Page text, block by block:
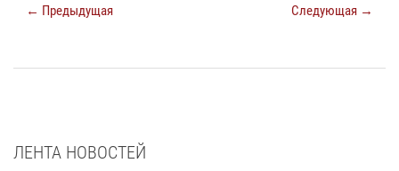
← Предыдущая Следующая →
ЛЕНТА НОВОСТЕЙ